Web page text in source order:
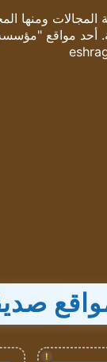
ومنها
أحد مواقع
!